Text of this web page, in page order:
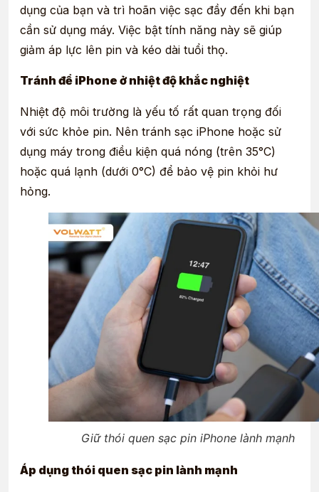
dụng của bạn và trì hoãn việc sạc đầy đến khi bạn
cần sử dụng máy. Việc bật tính năng này sẽ giúp
giảm áp lực lên pin và kéo dài tuổi thọ.
Tránh để iPhone ở nhiệt độ khắc nghiệt
Nhiệt độ môi trường là yếu tố rất quan trọng đối
với sức khỏe pin. Nên tránh sạc iPhone hoặc sử
dụng máy trong điều kiện quá nóng (trên 35°C)
hoặc quá lạnh (dưới 0°C) để bảo vệ pin khỏi hư
hỏng.
Giữ thói quen sạc pin iPhone lành mạnh
Áp dụng thói quen sạc pin lành mạnh